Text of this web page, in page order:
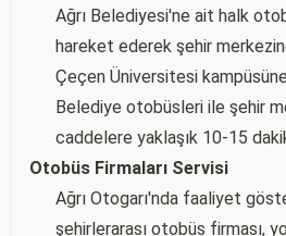
Ağrı Belediyesi'ne ait halk
hareket ederek şehir
Çeçen Üniversitesi
Belediye otobüsleri ile şehir
caddelere yaklaşık 10-15
Otobüs Firmaları Servisi
Ağrı Otogarı'nda faaliyet
şehirlerarası otobüs firması,